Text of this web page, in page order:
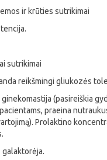
ir krūties sutrikimai
sutrikimai
reikšmingi gliukozės
ginekomastija (pasireiškia
praeina
Prolaktino
galaktorėja.